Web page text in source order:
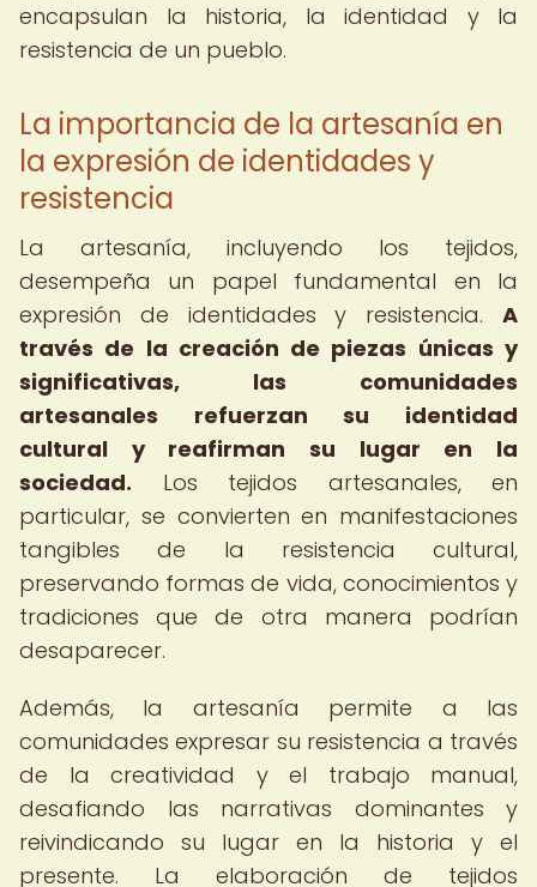
encapsulan la historia, la identidad y la
resistencia de un pueblo.
La importancia de la artesanía en
la expresión de identidades y
resistencia
La artesanía, incluyendo los tejidos,
desempeña un papel fundamental en la
expresión de identidades y resistencia. A
través de la creación de piezas únicas y
significativas, las comunidades
artesanales refuerzan su identidad
cultural y reafirman su lugar en la
sociedad. Los tejidos artesanales, en
particular, se convierten en manifestaciones
tangibles de la resistencia cultural,
preservando formas de vida, conocimientos y
tradiciones que de otra manera podrían
desaparecer.
Además, la artesanía permite a las
comunidades expresar su resistencia a través
de la creatividad y el trabajo manual,
desafiando las narrativas dominantes y
reivindicando su lugar en la historia y el
presente. La elaboración de tejidos